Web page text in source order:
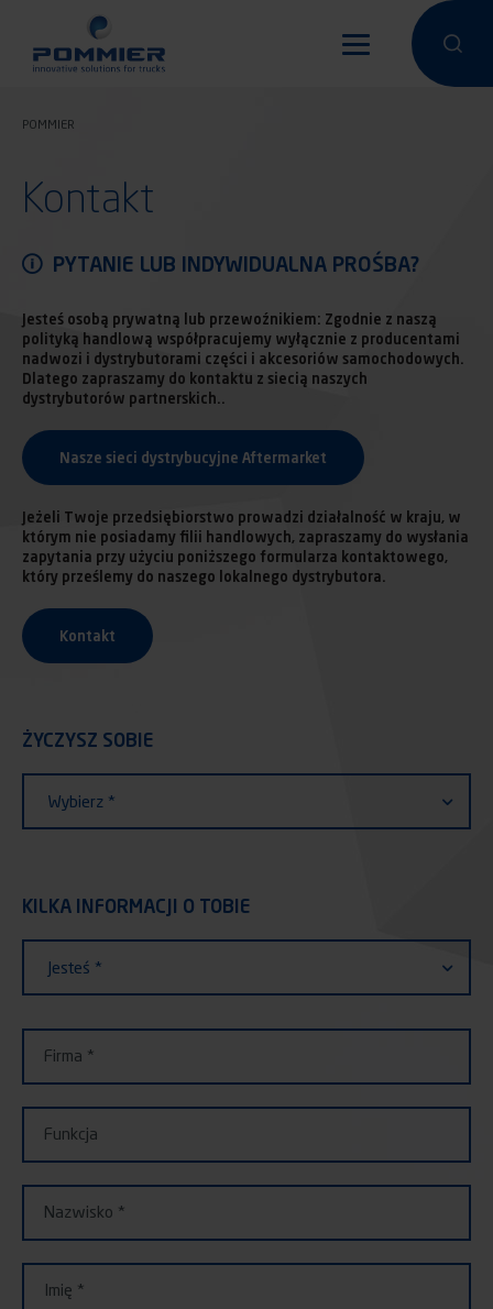
treści
POMMIER
Kontakt
PYTANIE LUB INDYWIDUALNA PROŚBA?
Jesteś osobą prywatną lub przewoźnikiem: Zgodnie z naszą
polityką handlową współpracujemy wyłącznie z producentami
nadwozi i dystrybutorami części i akcesoriów samochodowych.
Dlatego zapraszamy do kontaktu z siecią naszych
dystrybutorów partnerskich..
Nasze sieci dystrybucyjne Aftermarket
Jeżeli Twoje przedsiębiorstwo prowadzi działalność w kraju, w
którym nie posiadamy filii handlowych, zapraszamy do wysłania
zapytania przy użyciu poniższego formularza kontaktowego,
który prześlemy do naszego lokalnego dystrybutora.
Kontakt
ŻYCZYSZ SOBIE
ŻYCZYSZ SOBIE
sobieWybierz *
KILKA INFORMACJI O TOBIE
KILKA INFORMACJI O TOBIE
Jesteś *
Firma
Funkcja
Nazwisko
Imię